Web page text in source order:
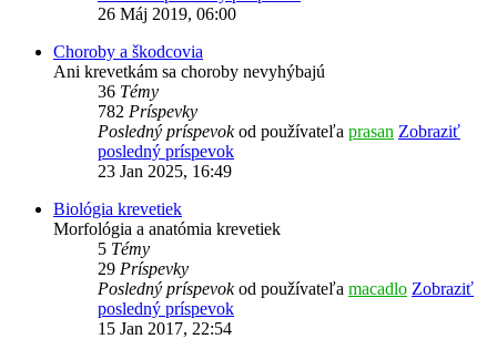
26 Máj 2019, 06:00
Choroby a škodcovia
Ani krevetkám sa choroby nevyhýbajú
36 Témy
782 Príspevky
Posledný príspevokod používateľa prasan Zobraziť
posledný príspevok
23 Jan 2025, 16:49
Biológia krevetiek
Morfológia a anatómia krevetiek
5 Témy
29 Príspevky
Posledný príspevokod používateľa macadlo Zobraziť
posledný príspevok
15 Jan 2017, 22:54